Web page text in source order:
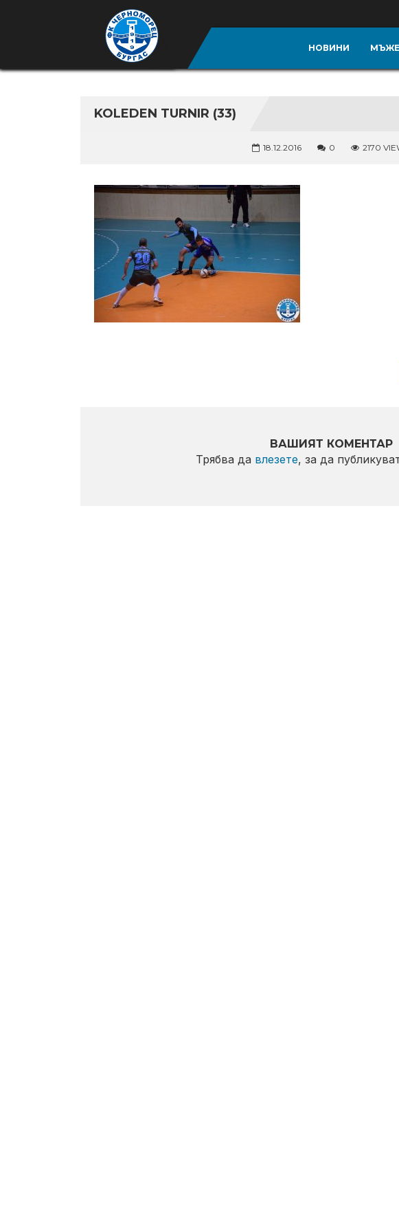
НОВИНИ МЪЖЕ
KOLEDEN TURNIR (33)
18.12.2016 0 2170
ВАШИЯТ КОМЕНТАР
Трябва да влезете, за да